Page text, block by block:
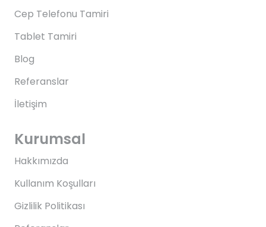
Cep Telefonu Tamiri
Tablet Tamiri
Blog
Referanslar
İletişim
Kurumsal
Hakkımızda
Kullanım Koşulları
Gizlilik Politikası